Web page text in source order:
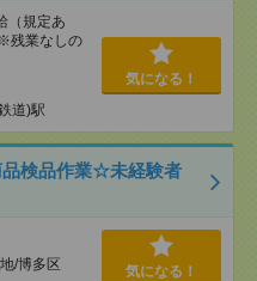
（規定あ
残業なしの
道)駅
気になる！
検品作業☆未経験者
/博多区 気になる！